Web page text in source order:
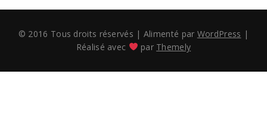
© 2016 Tous droits réservés | Alimenté par WordPress |
Réalisé avec
par Themely